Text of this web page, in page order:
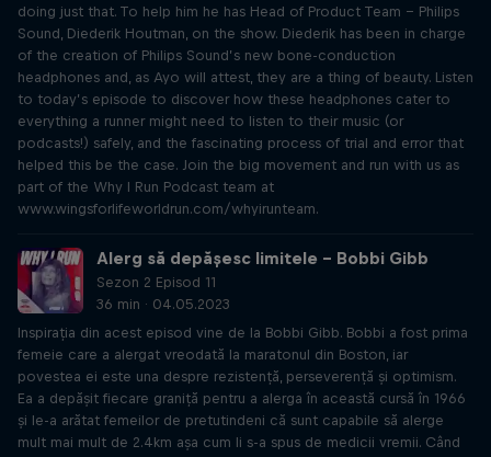
doing just that. To help him he has Head of Product Team – Philips
Sound, Diederik Houtman, on the show. Diederik has been in charge
of the creation of Philips Sound’s new bone-conduction
headphones and, as Ayo will attest, they are a thing of beauty. Listen
to today’s episode to discover how these headphones cater to
everything a runner might need to listen to their music (or
podcasts!) safely, and the fascinating process of trial and error that
helped this be the case. Join the big movement and run with us as
part of the Why I Run Podcast team at
www.wingsforlifeworldrun.com/whyirunteam.
Alerg să depășesc limitele – Bobbi Gibb
Sezon 2 Episod 11
36 min · 04.05.2023
Inspirația din acest episod vine de la Bobbi Gibb. Bobbi a fost prima
femeie care a alergat vreodată la maratonul din Boston, iar
povestea ei este una despre rezistență, perseverență și optimism.
Ea a depășit fiecare graniță pentru a alerga în această cursă în 1966
și le-a arătat femeilor de pretutindeni că sunt capabile să alerge
mult mai mult de 2.4km așa cum li s-a spus de medicii vremii. Când